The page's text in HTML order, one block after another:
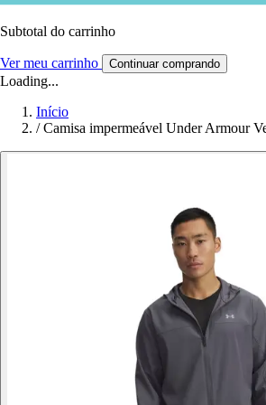
Subtotal do carrinho
Ver meu carrinho Continuar comprando
Loading...
Início
/ Camisa impermeável Under Armour